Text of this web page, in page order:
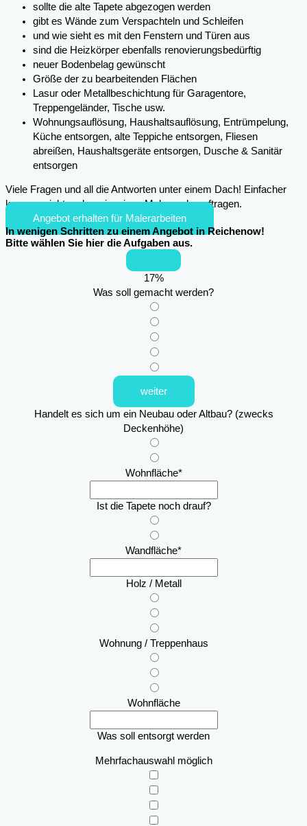
sollte die alte Tapete abgezogen werden
gibt es Wände zum Verspachteln und Schleifen
und wie sieht es mit den Fenstern und Türen aus
sind die Heizkörper ebenfalls renovierungsbedürftig
neuer Bodenbelag gewünscht
Größe der zu bearbeitenden Flächen
Lasur oder Metallbeschichtung für Garagentore,
Treppengeländer, Tische usw.
Wohnungsauflösung, Haushaltsauflösung, Entrümpelung,
Küche entsorgen, alte Teppiche entsorgen, Fliesen
abreißen, Haushaltsgeräte entsorgen, Dusche & Sanitär
entsorgen
Viele Fragen und all die Antworten unter einem Dach! Einfacher
kann es nicht mehr sein, einen Maler zu beauftragen.
Angebot erhalten für Malerarbeiten
In wenigen Schritten zu einem Angebot in Reichenow!
Bitte wählen Sie hier die Aufgaben aus.
17%
Was soll gemacht werden?
weiter
Handelt es sich um ein Neubau oder Altbau? (zwecks
Deckenhöhe)
Wohnfläche*
Ist die Tapete noch drauf?
Wandfläche*
Holz / Metall
Wohnung / Treppenhaus
Wohnfläche
Was soll entsorgt werden
Mehrfachauswahl möglich